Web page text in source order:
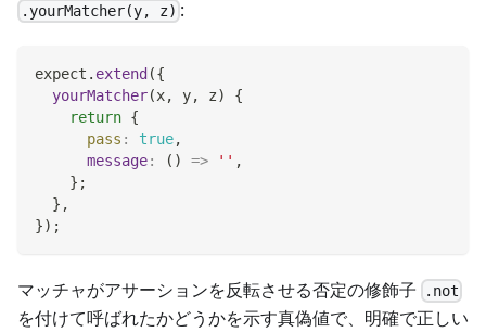
.yourMatcher(y, z) :
expect . extend ({
yourMatcher(x, y, z)
{
return {
pass : true,
message: ( ) => '' ,
} ;
} ,
}) ;
マッチャがアサーションを反転させる否定の修飾子 .not
を付けて呼ばれたかどうかを示す真偽値で、明確で正しい